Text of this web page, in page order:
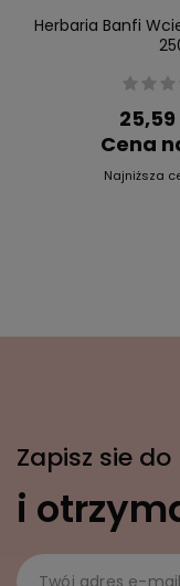
Herbaria Banfi
25,59
Cena
Najniższa
Zapisz sie
i
Twój adres e-mail